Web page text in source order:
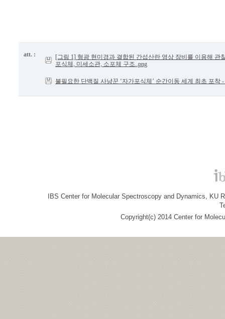
att. :
[그림 1] 형광 현미경과 결합된 간섭산란 영상 장비를 이용해 관
포식체, 미세소관, 소포체 구조..png
불필요한 단백질 사냥꾼 ‘자가포식체’ 순간이동 세계 최초 포착
IBS Center for Molecular Spectroscopy and Dynamics, KU
Copyright(c) 2014 Center for